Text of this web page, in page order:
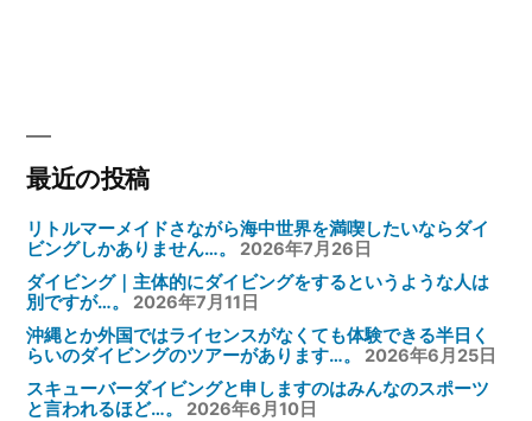
ョ
ン最近の投稿
リトルマーメイドさながら海中世界を満喫したいならダイ
ビングしかありません…。
2026年7月26日
ダイビング｜主体的にダイビングをするというような人は
別ですが…。
2026年7月11日
沖縄とか外国ではライセンスがなくても体験できる半日く
らいのダイビングのツアーがあります…。
2026年6月25日
スキューバーダイビングと申しますのはみんなのスポーツ
と言われるほど…。
2026年6月10日